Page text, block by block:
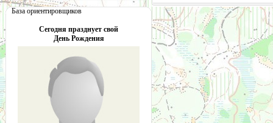
База ориентировщиков
Сегодня празднует свой
День Рождения